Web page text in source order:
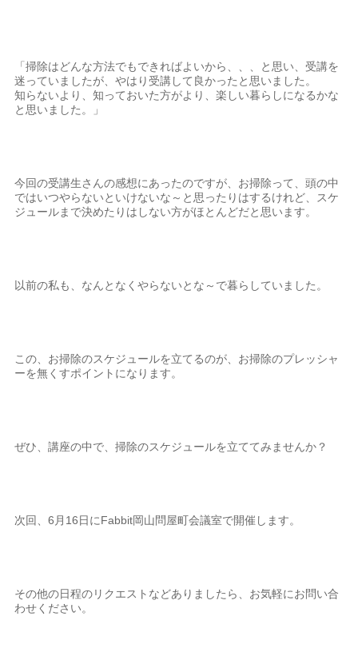
「掃除はどんな方法でもできればよいから、、、と思い、受講を
迷っていましたが、やはり受講して良かったと思いました。
知らないより、知っておいた方がより、楽しい暮らしになるかな
と思いました。」
今回の受講生さんの感想にあったのですが、お掃除って、頭の中
ではいつやらないといけないな～と思ったりはするけれど、スケ
ジュールまで決めたりはしない方がほとんどだと思います。
以前の私も、なんとなくやらないとな～で暮らしていました。
この、お掃除のスケジュールを立てるのが、お掃除のプレッシャ
ーを無くすポイントになります。
ぜひ、講座の中で、掃除のスケジュールを立ててみませんか？
次回、6月16日にFabbit岡山問屋町会議室で開催します。
その他の日程のリクエストなどありましたら、お気軽にお問い合
わせください。